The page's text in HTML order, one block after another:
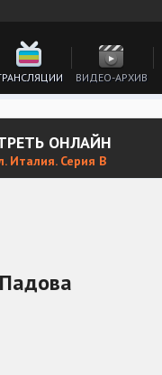
ВИДЕО-АРХИВ
ОНЛАЙН
Италия. Серия В
Падова